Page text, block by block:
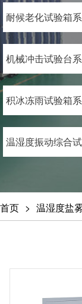
耐候老化试验箱
机械冲击试验台
积冰冻雨试验箱
温湿度振动综合
首页 温湿度盐